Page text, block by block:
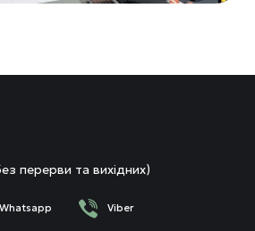
перерви та вихідних)
Whatsapp Viber